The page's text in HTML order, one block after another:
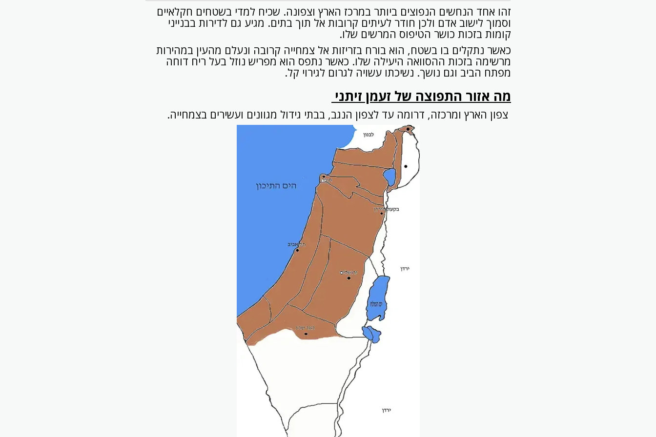
זהו אחד הנחשים הנפוצים ביותר במרכז הארץ וצפונה. שכיח למדי בשטחים חקלאיים
וסמוך לישוב אדם ולכן חודר לעיתים קרובות אל תוך בתים. מגיע גם לדירות בבנייני
קומות בזכות כושר הטיפוס המרשים שלו.
כאשר נתקלים בו בשטח, הוא בורח בזריזות אל צמחייה קרובה ונעלם מהעין במהירות
מרשימה בזכות ההסוואה היעילה שלו. כאשר נתפס הוא מפריש נוזל בעל ריח דוחה
מפתח הביב וגם נושך. נשיכתו עשויה לגרום לגירוי קל.
מה אזור התפוצה של זעמן זיתני
צפון הארץ ומרכזה, דרומה עד לצפון הנגב, בבתי גידול מגוונים ועשירים בצמחייה.